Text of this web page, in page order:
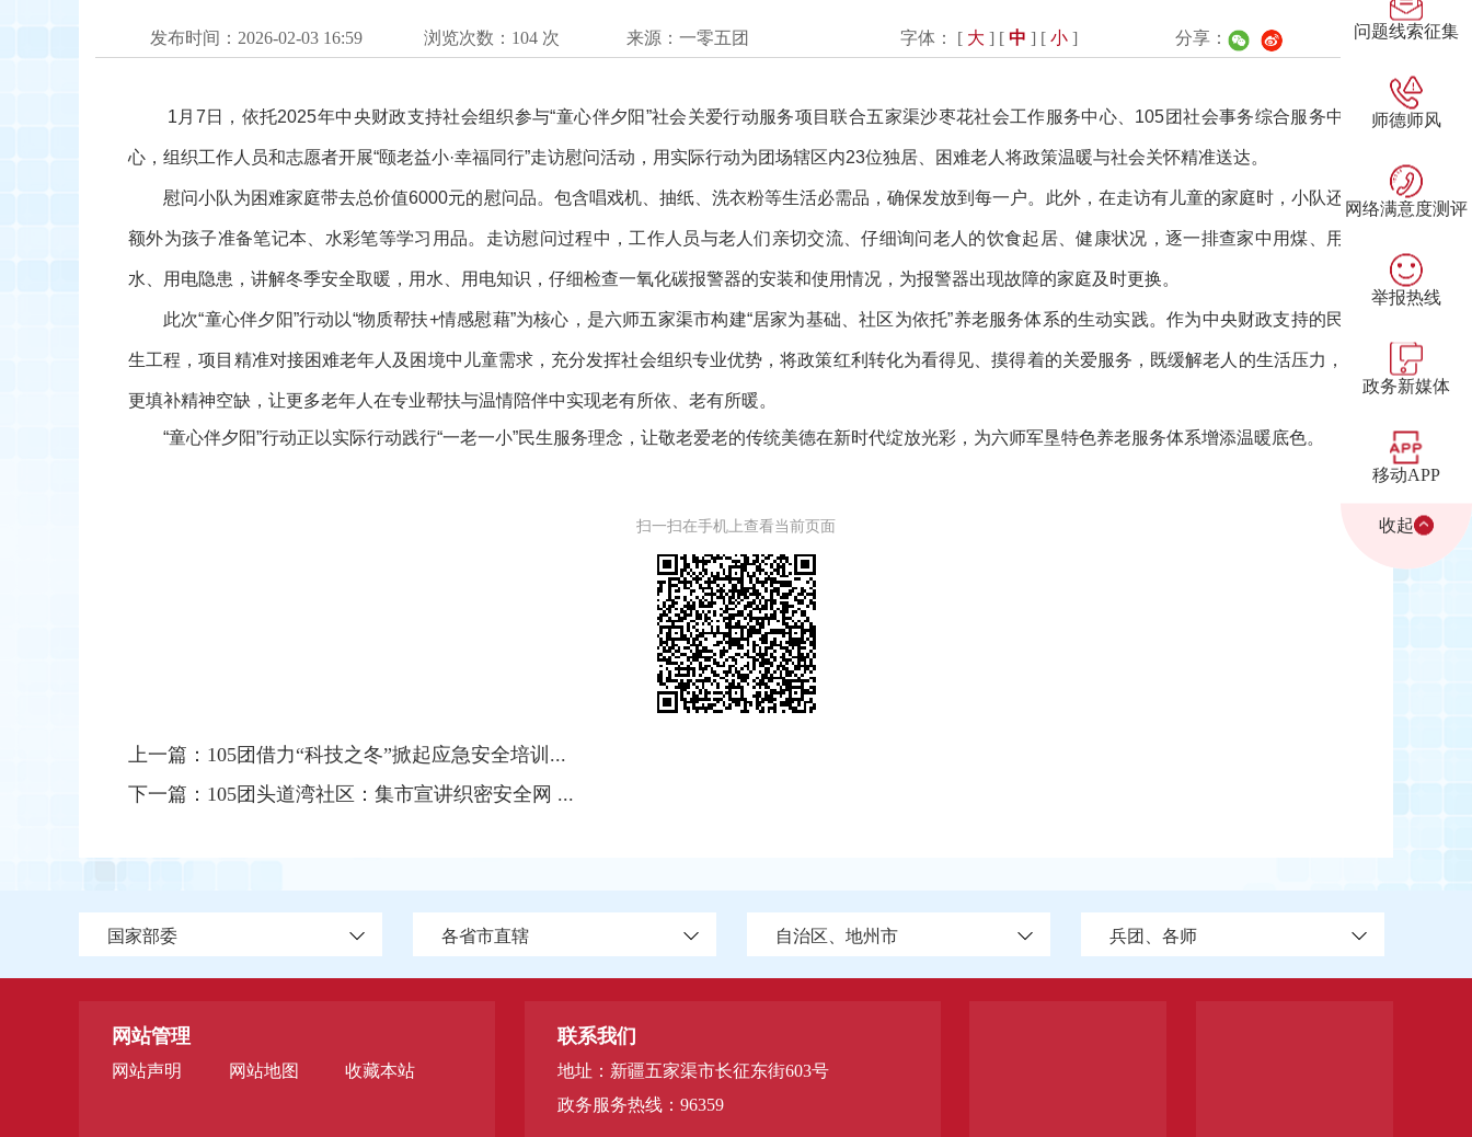
发布时间：2026-02-03 16:59 浏览次数： 104 次 来源：一零五团 字体： [ 大 ] [中 ] [小 ] 分享：
1月 7日，依托2025年中央财政支持社会组织参与“童心伴夕阳”社会关爱行动服务项目联合五家渠沙枣花社会工作服务中心、 105团社会事务综合服务中
心，组织工作人员和志愿者开展“颐老益小·幸福同行”走访慰问活动，用实际行动为团场辖区内23位独居、困难老人将政策温暖与社会关怀精准送达。
慰问小队为困难家庭带去总价值6000元的慰问品。 包含唱戏机、抽纸、洗衣粉等生活必需品，确保发放到每一户。此外，在走访有儿童的家庭时，小队还
额外为孩子准备笔记本、水彩笔等学习用品。走访慰问过程中，工作人员与老人们亲切交流、仔细询问老人的饮食起居、健康状况，逐一排查家中用煤、用
水、用电隐患，讲解冬季安全取暖，用水、用电知识，仔细检查一氧化碳报警器的安装和使用情况，为报警器出现故障的家庭及时更换。
此次“童心伴夕阳”行动以“物质帮扶+情感慰藉”为核心，是六师五家渠市构建“居家为基础、社区为依托”养老服务体系的生动实践。作为中央财政支持的民
生工程，项目精准对接困难老年人及困境中儿童需求，充分发挥社会组织专业优势，将政策红利转化为看得见、摸得着的关爱服务，既缓解老人的生活压力，
更填补精神空缺，让更多老年人在专业帮扶与温情陪伴中实现老有所依、老有所暖。
“童心伴夕阳”行动正以实际行动践行“一老一小”民生服务理念，让敬老爱老的传统美德在新时代绽放光彩，为六师军垦特色养老服务体系增添温暖底色。
扫一扫在手机上查看当前页面
上一篇： 105团借力“科技之冬”掀起应急安全培训...
下一篇： 105团头道湾社区：集市宣讲织密安全网 ...
国家部委 各省市直辖 自治区、地州市 兵团、各师
网站管理
网站声明 网站地图 收藏本站
联系我们
地址：新疆五家渠市长征东街603号
政务服务热线：96359
问题线索征集
师德师风
网络满意度测评
举报热线
政务新媒体
移动APP
收起